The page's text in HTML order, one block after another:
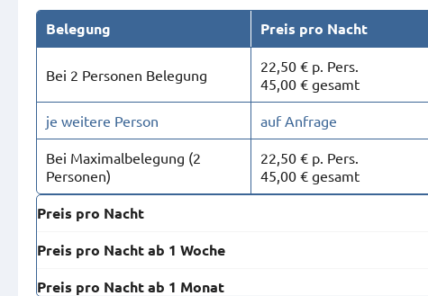
Belegung Preis pro Nacht
Bei 2 Personen Belegung
22,50 € p. Pers.
45,00 € gesamt
je weitere Person auf Anfrage
Bei Maximal­belegung (2
Personen)
22,50 € p. Pers.
45,00 € gesamt
Preis pro Nacht
Preis pro Nacht ab 1 Woche
Preis pro Nacht ab 1 Monat